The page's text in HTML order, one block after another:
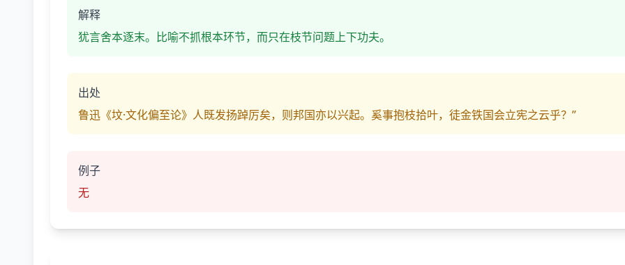
解释
犹言舍本逐末。比喻不抓根本环节，而只在枝节问题上下功夫。
出处
鲁迅《坟·文化偏至论》人既发扬踔厉矣，则邦国亦以兴起。奚事抱枝拾叶，徒金铁国会立宪之云乎？”
例子
无